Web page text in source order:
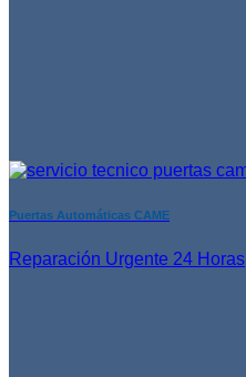
Puertas Automáticas CAME
Reparación Urgente 24 Horas